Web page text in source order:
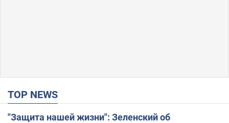
TOP NEWS
"Защита нашей жизни": Зеленский об